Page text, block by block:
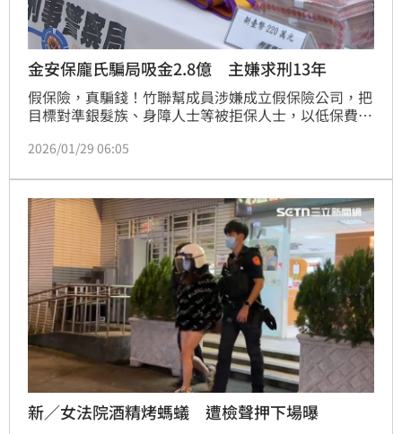
金安保龐氏騙局吸金2.8億 主嫌求刑13年
假保險，真騙錢！竹聯幫成員涉嫌成立假保險公司，把
目標對準銀髮族、身障人士等被拒保人士，以低保費、
「免體檢、免疾病告知、無年齡上限且終生保障」為號
擴大吸金鏈，3年內吸金2億8153萬餘，考量張仕霖等
人假互助知名詐取高額犯罪、欺壓社會弱勢，依《銀行
法》等罪起訴，並向張仕霖具體求刑13年以上。
2026/01/29 06:05
新／女法院酒精烤螞蟻 遭檢聲押下場曝